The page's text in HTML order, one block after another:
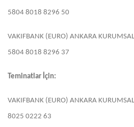
5804 8018 8296 50
VAKIFBANK (EURO) ANKARA
5804 8018 8296 37
Teminatlar İçin:
VAKIFBANK (EURO) ANKARA
8025 0222 63